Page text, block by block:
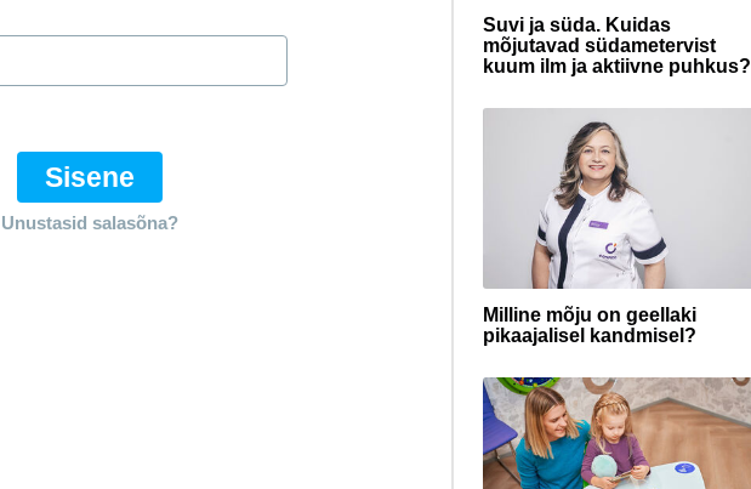
Suvi ja süda. Kuidas
mõjutavad südametervist
kuum ilm ja aktiivne puhkus?
Milline mõju on geellaki
pikaajalisel kandmisel?
Sisene
Unustasid salasõna?